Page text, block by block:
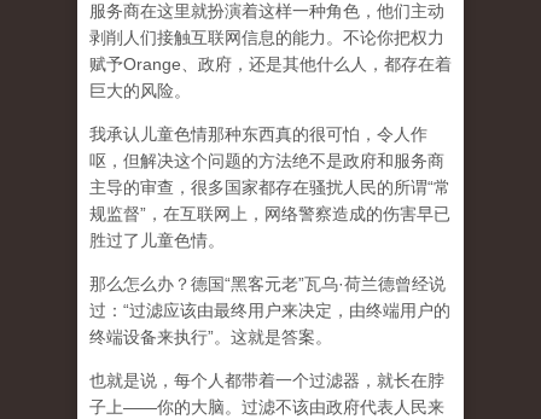
服务商在这里就扮演着这样一种角色，他们主动
剥削人们接触互联网信息的能力。不论你把权力
赋予Orange、政府，还是其他什么人，都存在着
巨大的风险。
我承认儿童色情那种东西真的很可怕，令人作
呕，但解决这个问题的方法绝不是政府和服务商
主导的审查，很多国家都存在骚扰人民的所谓“常
规监督”，在互联网上，网络警察造成的伤害早已
胜过了儿童色情。
那么怎么办？德国“黑客元老”瓦乌·荷兰德曾经说
过：“过滤应该由最终用户来决定，由终端用户的
终端设备来执行”。这就是答案。
也就是说，每个人都带着一个过滤器，就长在脖
子上——你的大脑。过滤不该由政府代表人民来